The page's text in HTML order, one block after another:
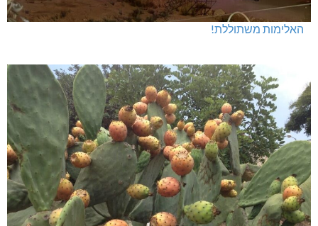
האלימות משתוללת!